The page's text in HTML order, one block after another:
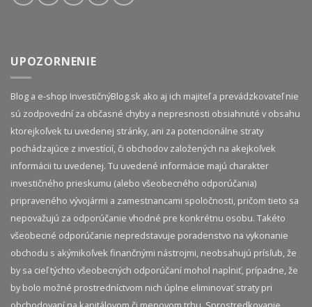
UPOZORNENIE
Blog a e-shop InvestičnýBlog.sk ako aj ich majiteľ a prevádzkovateľ nie
sú zodpovední za občasné chyby a nepresnosti obsiahnuté v obsahu
ktorejkoľvek tu uvedenej stránky, ani za potencionálne straty
pochádzajúce z investícií, či obchodov založených na akejkoľvek
informácii tu uvedenej. Tu uvedené informácie majú charakter
investičného prieskumu (alebo všeobecného odporúčania)
pripraveného vývojármi a zamestnancami spoločnosti, pričom tieto sa
nepovažujú za odporúčanie vhodné pre konkrétnu osobu. Takéto
všeobecné odporúčanie nepredstavuje poradenstvo na vykonanie
obchodu s akýmikoľvek finančnými nástrojmi, neobsahujú prísľub, že
by sa cieľ týchto všeobecných odporúčaní mohol naplniť, prípadne, že
by bolo možné prostredníctvom nich úplne eliminovať straty pri